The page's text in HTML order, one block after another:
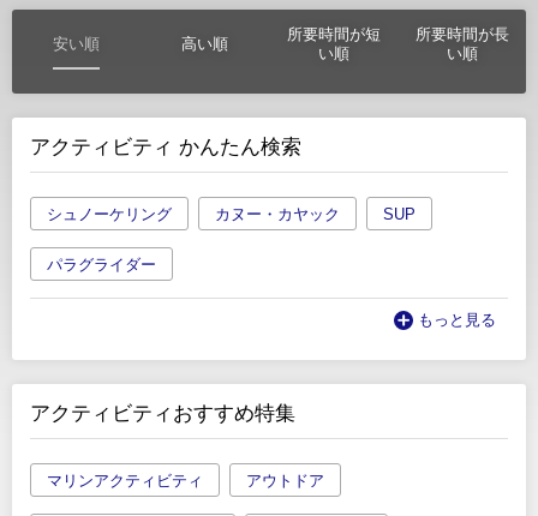
安い順 高い順
所要時間が短
い順
所要時間が長
い順
アクティビティ かんたん検索
シュノーケリング カヌー・カヤック SUP
パラグライダー
もっと見る
アクティビティおすすめ特集
マリンアクティビティ アウトドア